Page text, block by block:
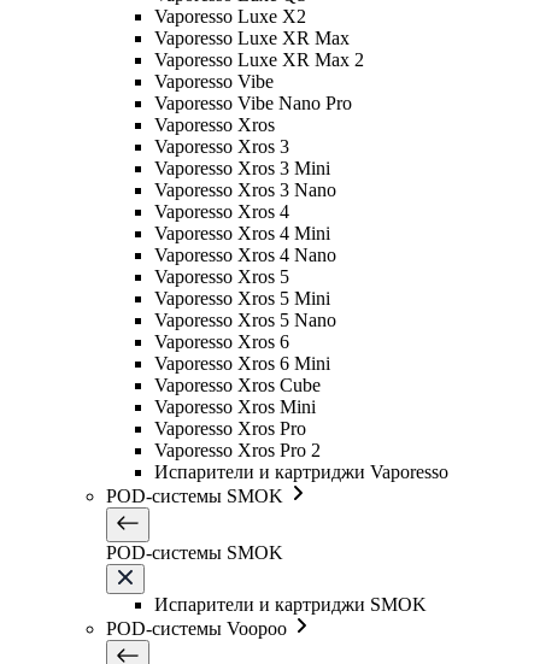
Vaporesso Luxe X2
Vaporesso Luxe XR Max
Vaporesso Luxe XR Max 2
Vaporesso Vibe
Vaporesso Vibe Nano Pro
Vaporesso Xros
Vaporesso Xros 3
Vaporesso Xros 3 Mini
Vaporesso Xros 3 Nano
Vaporesso Xros 4
Vaporesso Xros 4 Mini
Vaporesso Xros 4 Nano
Vaporesso Xros 5
Vaporesso Xros 5 Mini
Vaporesso Xros 5 Nano
Vaporesso Xros 6
Vaporesso Xros 6 Mini
Vaporesso Xros Cube
Vaporesso Xros Mini
Vaporesso Xros Pro
Vaporesso Xros Pro 2
Испарители и картриджи Vaporesso
POD-системы SMOK
POD-системы SMOK
Испарители и картриджи SMOK
POD-системы Voopoo